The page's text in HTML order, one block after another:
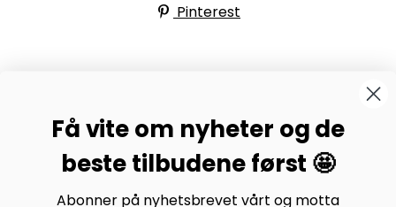
Pinterest
Bli medlem av Bystrikk-forumet vårt på Facebook og
møt både designere og teststrikkere, samt 31.000
andre Bystrikkere som deler erfaringer, bilder og
inspirasjon.
Få vite om nyheter og de
beste tilbudene først 🤩
Abonner på nyhetsbrevet vårt og motta